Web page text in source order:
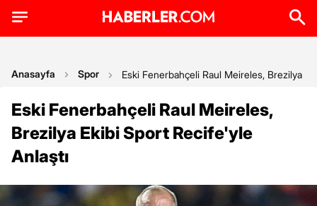
Anasayfa Spor Eski Fenerbahçeli Raul Meireles, Brezilya
Eski Fenerbahçeli Raul Meireles,
Brezilya Ekibi Sport Recife'yle
Anlaştı